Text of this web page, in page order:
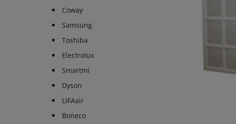
Coway
Samsung
Toshiba
Electrolux
Smartmi
Dyson
LIFAair
Boneco